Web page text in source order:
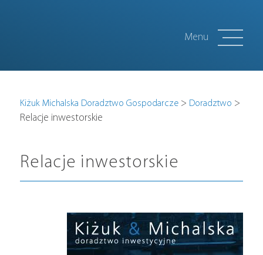
Menu
O nas
Sztuka
Media o nas
Kiżuk Michalska Doradztwo Gospodarcze > Doradztwo >
Relacje inwestorskie
Relacje inwestorskie